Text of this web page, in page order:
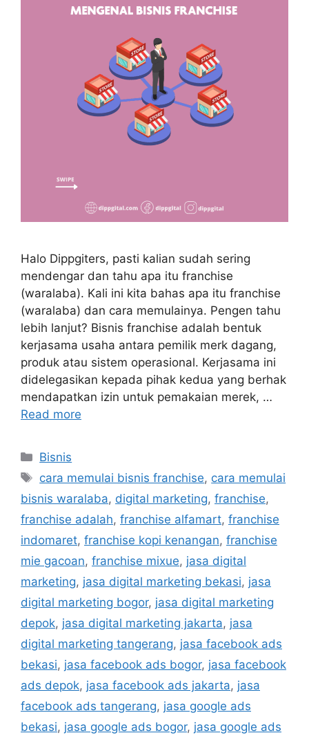
Halo Dippgiters, pasti kalian sudah sering
mendengar dan tahu apa itu franchise
(waralaba). Kali ini kita bahas apa itu franchise
(waralaba) dan cara memulainya. Pengen tahu
lebih lanjut? Bisnis franchise adalah bentuk
kerjasama usaha antara pemilik merk dagang,
produk atau sistem operasional. Kerjasama ini
didelegasikan kepada pihak kedua yang berhak
mendapatkan izin untuk pemakaian merek, …
Read more
Bisnis
cara memulai bisnis franchise, cara memulai
bisnis waralaba, digital marketing, franchise,
franchise adalah, franchise alfamart, franchise
indomaret, franchise kopi kenangan, franchise
mie gacoan, franchise mixue, jasa digital
marketing, jasa digital marketing bekasi, jasa
digital marketing bogor, jasa digital marketing
depok, jasa digital marketing jakarta, jasa
digital marketing tangerang, jasa facebook ads
bekasi, jasa facebook ads bogor, jasa facebook
ads depok, jasa facebook ads jakarta, jasa
facebook ads tangerang, jasa google ads
bekasi, jasa google ads bogor, jasa google ads